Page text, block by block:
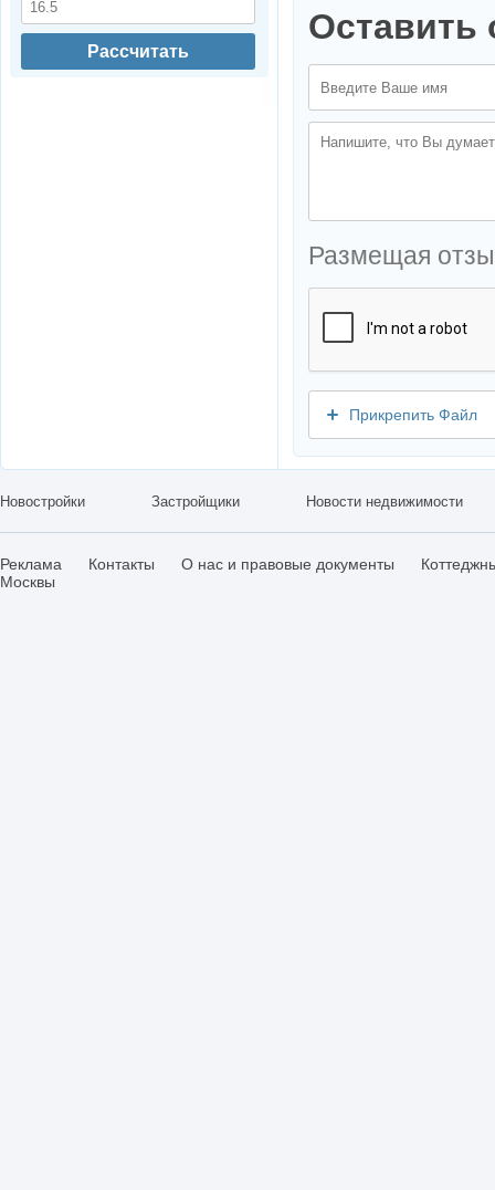
Оставить
Размещая
Прикрепить Файл
Рассчитать
Новостройки Застройщики Новости недвижимости
Реклама Контакты О нас и правовые документы
Москвы